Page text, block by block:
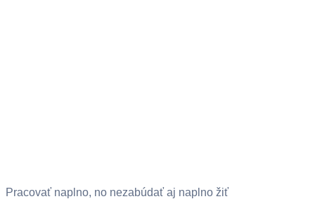
Pracovať naplno, no nezabúdať aj naplno žiť